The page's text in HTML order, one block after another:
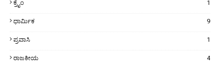
ಕ್ರೈಂ 1
ಧಾರ್ಮಿಕ 9
ಪ್ರವಾಸಿ 1
ರಾಜಕೀಯ 4